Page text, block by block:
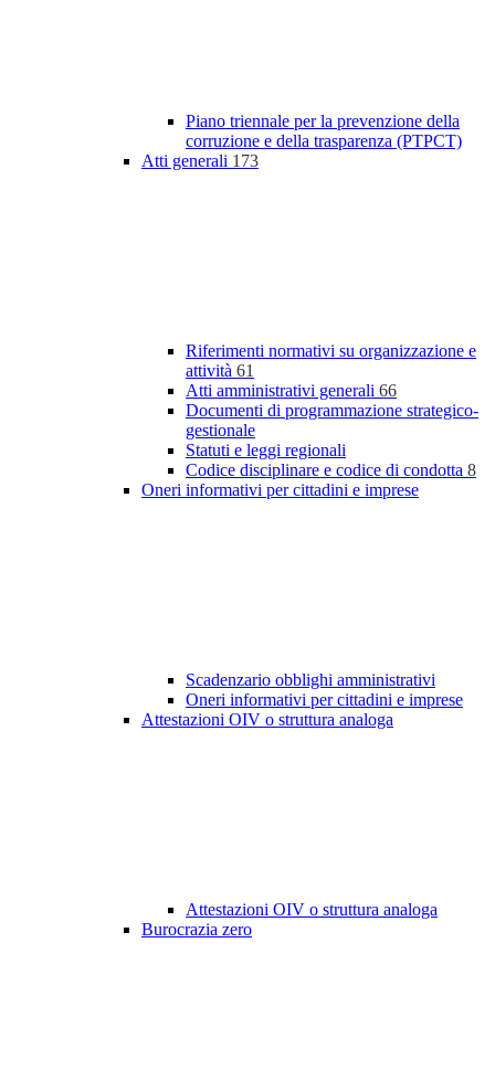
Piano triennale per la prevenzione della
corruzione e della trasparenza (PTPCT)
Atti generali 173
Riferimenti normativi su organizzazione e
attività 61
Atti amministrativi generali 66
Documenti di programmazione strategico-
gestionale
Statuti e leggi regionali
Codice disciplinare e codice di condotta 8
Oneri informativi per cittadini e imprese
Scadenzario obblighi amministrativi
Oneri informativi per cittadini e imprese
Attestazioni OIV o struttura analoga
Attestazioni OIV o struttura analoga
Burocrazia zero